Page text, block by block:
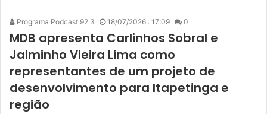
Programa Podcast 92.3 18/07/2026 . 17:09 0
MDB apresenta Carlinhos Sobral e
Jaiminho Vieira Lima como
representantes de um projeto de
desenvolvimento para Itapetinga e
região